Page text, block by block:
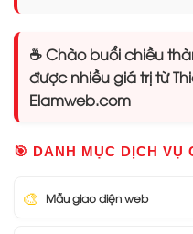
☕ Chào buổi chiều
được nhiều giá trị từ
Elamweb.com
🎯 DANH MỤC DỊCH VỤ
🎨 Mẫu giao diện web